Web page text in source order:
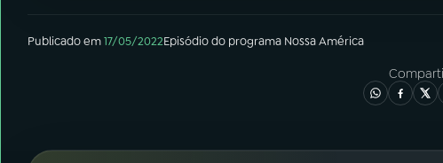
Publicado em17/05/2022Episódiodo programa Nossa América